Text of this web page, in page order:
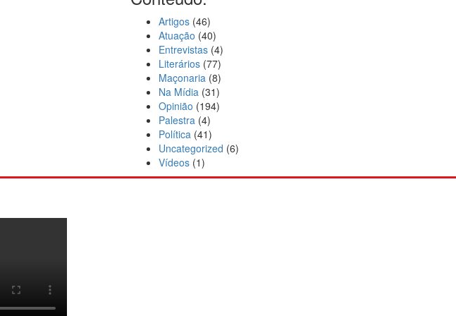
Artigos (46)
Atuação (40)
Entrevistas (4)
Literários (77)
Maçonaria (8)
Na Mídia (31)
Opinião (194)
Palestra (4)
Política (41)
Uncategorized (6)
Vídeos (1)